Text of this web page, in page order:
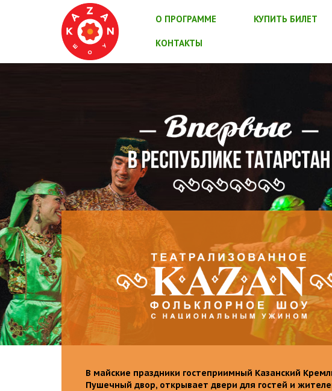
О ПРОГРАММЕ КУПИТЬ БИЛЕТ
КОНТАКТЫ
В майские праздники гостеприимный Казанский
Пушечный двор, открывает двери для гостей и